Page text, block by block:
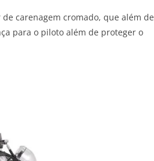
carenagem cromado, que além de
para o piloto além de proteger o